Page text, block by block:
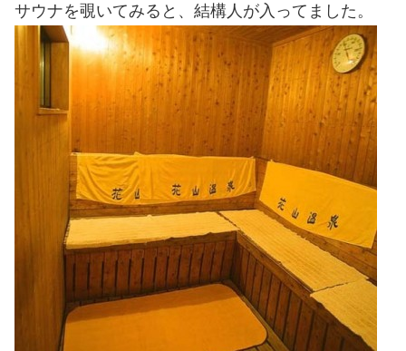
サウナを覗いてみると、結構人が入ってました。